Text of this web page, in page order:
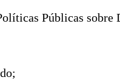
Públicas sobre